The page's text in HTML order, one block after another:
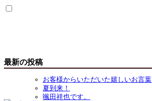
最新の投稿
お客様からいただいた嬉しいお言葉
夏到来！
颯田祥也です。